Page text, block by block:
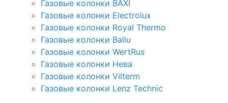
Газовые колонки BAXI
Газовые колонки Electrolux
Газовые колонки Royal Thermo
Газовые колонки Ballu
Газовые колонки WertRus
Газовые колонки Нева
Газовые колонки Vilterm
Газовые колонки Lenz Technic